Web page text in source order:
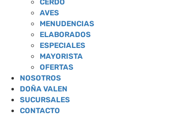
CERDO
AVES
MENUDENCIAS
ELABORADOS
ESPECIALES
MAYORISTA
OFERTAS
NOSOTROS
DOÑA VALEN
SUCURSALES
CONTACTO